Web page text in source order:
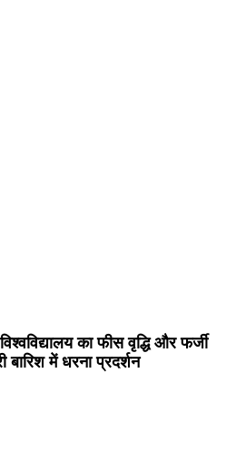
का फीस वृद्धि और फर्जी
बारिश में धरना प्रदर्शन